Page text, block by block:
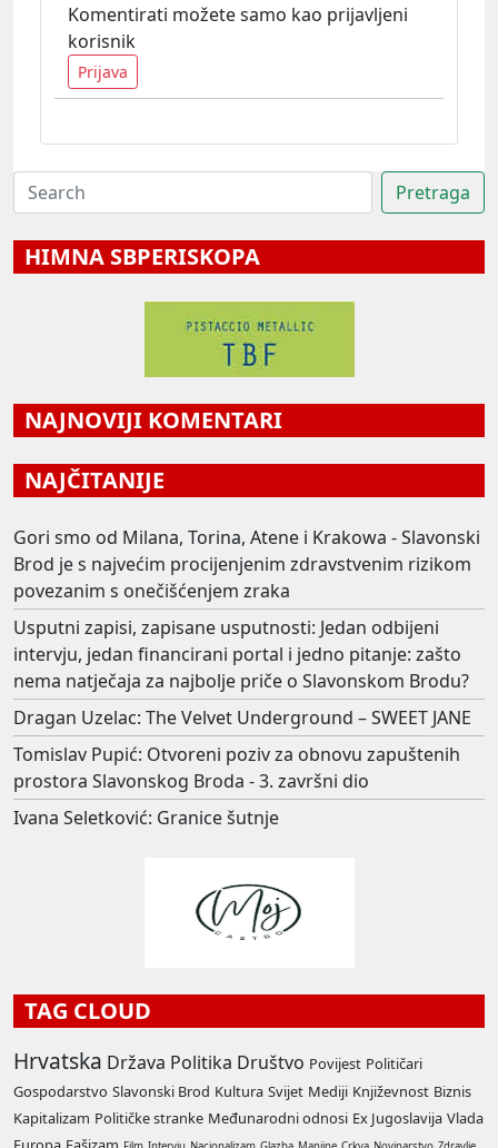
Komentirati možete samo kao prijavljeni
korisnik
Prijava
HIMNA SBPERISKOPA
NAJNOVIJI KOMENTARI
NAJČITANIJE
Gori smo od Milana, Torina, Atene i Krakowa - Slavonski
Brod je s najvećim procijenjenim zdravstvenim rizikom
povezanim s onečišćenjem zraka
Usputni zapisi, zapisane usputnosti: Jedan odbijeni
intervju, jedan financirani portal i jedno pitanje: zašto
nema natječaja za najbolje priče o Slavonskom Brodu?
Dragan Uzelac: The Velvet Underground – SWEET JANE
Tomislav Pupić: Otvoreni poziv za obnovu zapuštenih
prostora Slavonskog Broda - 3. završni dio
Ivana Seletković: Granice šutnje
TAG CLOUD
Hrvatska Država Politika Društvo Povijest Političari
Gospodarstvo Slavonski Brod Kultura Svijet Mediji Književnost Biznis
Kapitalizam Političke stranke Međunarodni odnosi Ex Jugoslavija Vlada